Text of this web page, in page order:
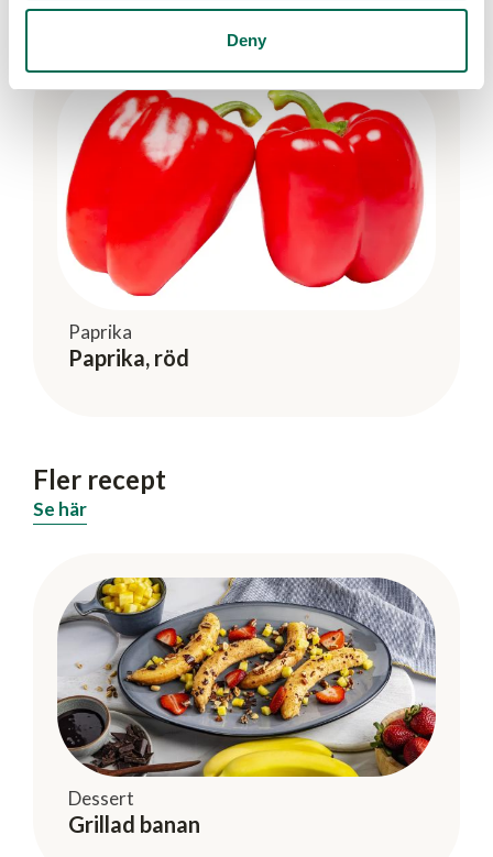
Deny
Paprika
Paprika, röd
Fler recept
Se här
Dessert
Grillad banan